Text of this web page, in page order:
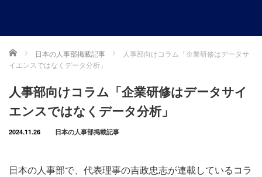
ホーム 日本の人事部掲載記事
人事部向けコラム「企業研修はデータサ
イエンスではなくデータ分析」
人事部向けコラム「企業研修はデータサイ
エンスではなくデータ分析」
2024.11.26 日本の人事部掲載記事
日本の人事部で、代表理事の吉政忠志が連載しているコラ